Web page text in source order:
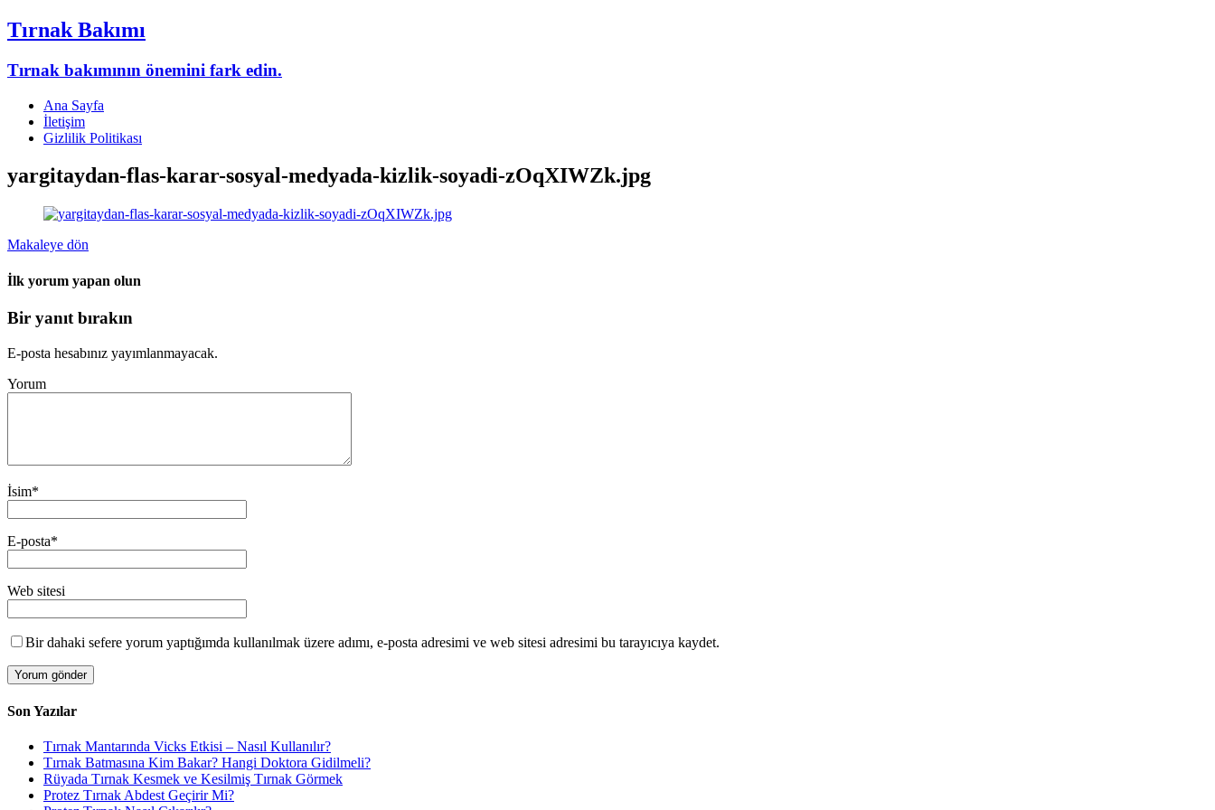
Tırnak Bakımı
Tırnak bakımının önemini fark edin.
Ana Sayfa
İletişim
Gizlilik Politikası
yargitaydan-flas-karar-sosyal-medyada-kizlik-soyadi-zOqXIWZk.jpg
Makaleye dön
İlk yorum yapan olun
Bir yanıt bırakın
E-posta hesabınız yayımlanmayacak.
Yorum
İsim*
E-posta*
Web sitesi
Bir dahaki sefere yorum yaptığımda kullanılmak üzere adımı, e-posta adresimi ve web sitesi adresimi bu tarayıcıya kaydet.
Son Yazılar
Tırnak Mantarında Vicks Etkisi – Nasıl Kullanılır?
Tırnak Batmasına Kim Bakar? Hangi Doktora Gidilmeli?
Rüyada Tırnak Kesmek ve Kesilmiş Tırnak Görmek
Protez Tırnak Abdest Geçirir Mi?